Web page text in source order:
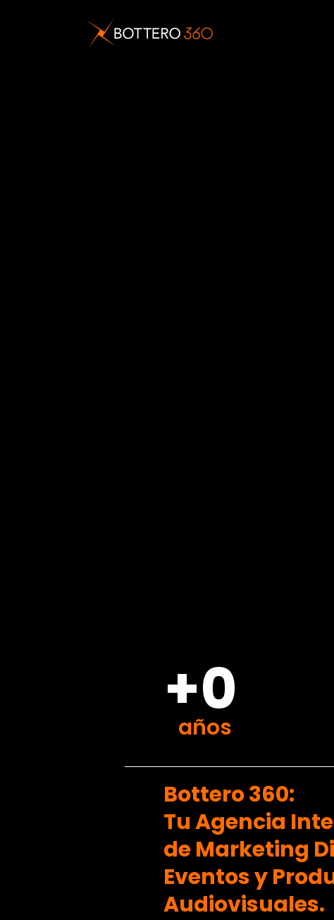
+0
años
Bottero 360:
Tu Agencia
de Marketing
Eventos y
Audiovisuales.